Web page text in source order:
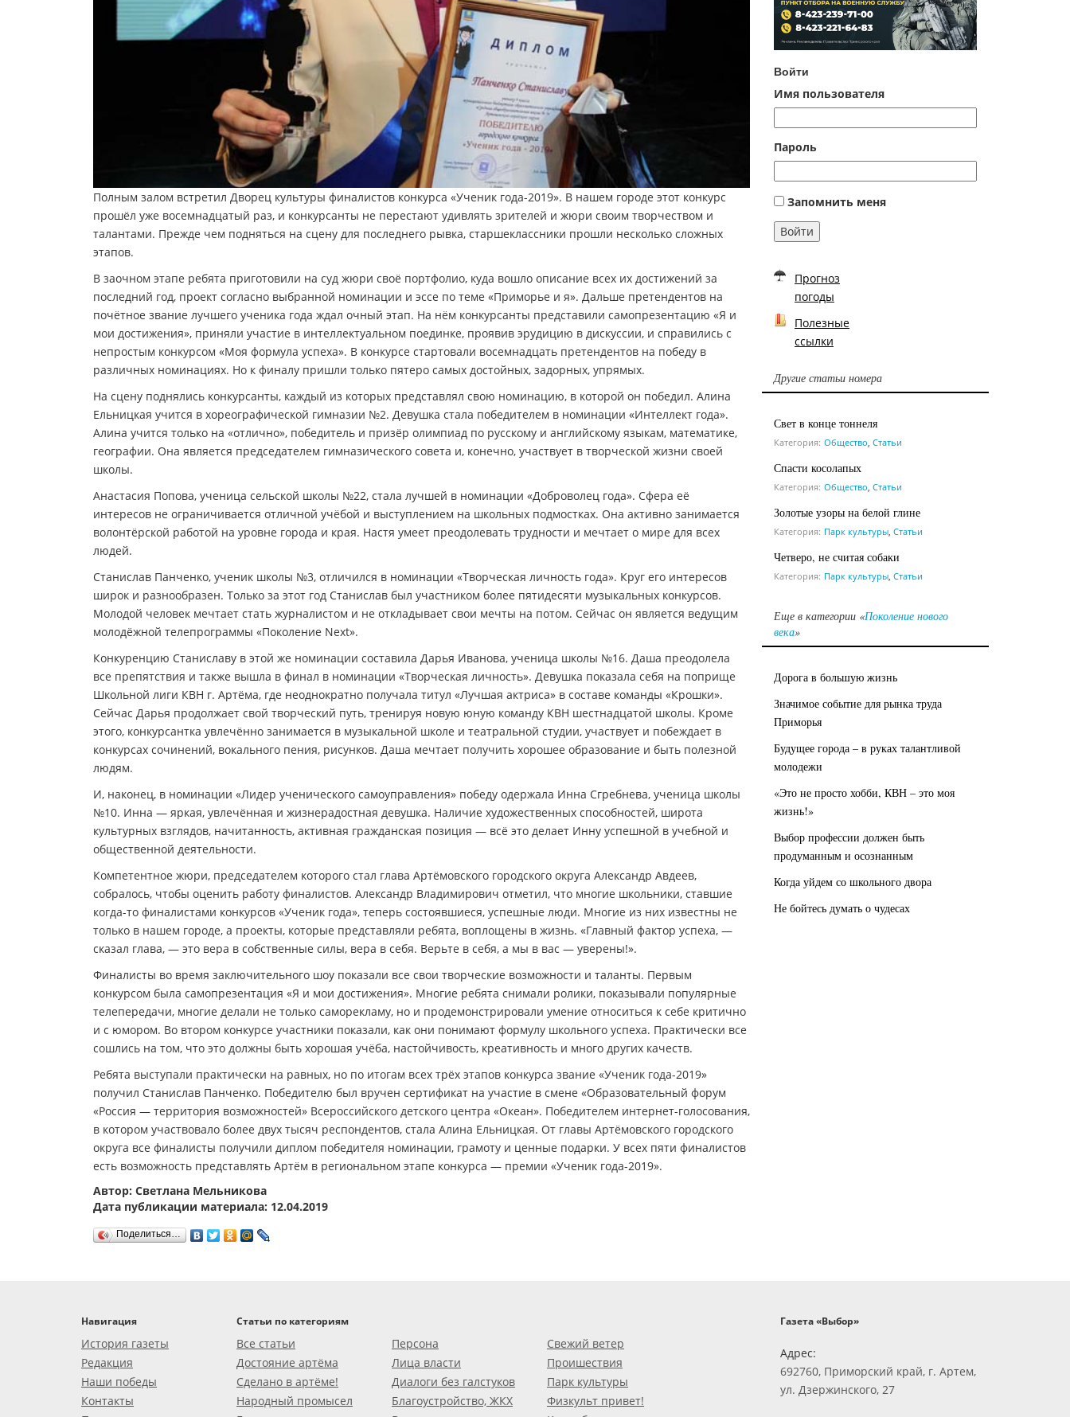
Полным залом встретил Дворец культуры финалистов конкурса «Ученик года-2019». В нашем городе этот конкурс
прошёл уже восемнадцатый раз, и конкурсанты не перестают удивлять зрителей и жюри своим творчеством и
талантами. Прежде чем подняться на сцену для последнего рывка, старшеклассники прошли несколько сложных
этапов.
В заочном этапе ребята приготовили на суд жюри своё портфолио, куда вошло описание всех их достижений за
последний год, проект согласно выбранной номинации и эссе по теме «Приморье и я». Дальше претендентов на
почётное звание лучшего ученика года ждал очный этап. На нём конкурсанты представили самопрезентацию «Я и
мои достижения», приняли участие в интеллектуальном поединке, проявив эрудицию в дискуссии, и справились с
непростым конкурсом «Моя формула успеха». В конкурсе стартовали восемнадцать претендентов на победу в
различных номинациях. Но к финалу пришли только пятеро самых достойных, задорных, упрямых.
На сцену поднялись конкурсанты, каждый из которых представлял свою номинацию, в которой он победил. Алина
Ельницкая учится в хореографической гимназии №2. Девушка стала победителем в номинации «Интеллект года».
Алина учится только на «отлично», победитель и призёр олимпиад по русскому и английскому языкам, математике,
географии. Она является председателем гимназического совета и, конечно, участвует в творческой жизни своей
школы.
Анастасия Попова, ученица сельской школы №22, стала лучшей в номинации «Доброволец года». Сфера её
интересов не ограничивается отличной учёбой и выступлением на школьных подмостках. Она активно занимается
волонтёрской работой на уровне города и края. Настя умеет преодолевать трудности и мечтает о мире для всех
людей.
Станислав Панченко, ученик школы №3, отличился в номинации «Творческая личность года». Круг его интересов
широк и разнообразен. Только за этот год Станислав был участником более пятидесяти музыкальных конкурсов.
Молодой человек мечтает стать журналистом и не откладывает свои мечты на потом. Сейчас он является ведущим
молодёжной телепрограммы «Поколение Next».
Конкуренцию Станиславу в этой же номинации составила Дарья Иванова, ученица школы №16. Даша преодолела
все препятствия и также вышла в финал в номинации «Творческая личность». Девушка показала себя на поприще
Школьной лиги КВН г. Артёма, где неоднократно получала титул «Лучшая актриса» в составе команды «Крошки».
Сейчас Дарья продолжает свой творческий путь, тренируя новую юную команду КВН шестнадцатой школы. Кроме
этого, конкурсантка увлечённо занимается в музыкальной школе и театральной студии, участвует и побеждает в
конкурсах сочинений, вокального пения, рисунков. Даша мечтает получить хорошее образование и быть полезной
людям.
И, наконец, в номинации «Лидер ученического самоуправления» победу одержала Инна Сгребнева, ученица школы
№10. Инна — яркая, увлечённая и жизнерадостная девушка. Наличие художественных способностей, широта
культурных взглядов, начитанность, активная гражданская позиция — всё это делает Инну успешной в учебной и
общественной деятельности.
Компетентное жюри, председателем которого стал глава Артёмовского городского округа Александр Авдеев,
собралось, чтобы оценить работу финалистов. Александр Владимирович отметил, что многие школьники, ставшие
когда-то финалистами конкурсов «Ученик года», теперь состоявшиеся, успешные люди. Многие из них известны не
только в нашем городе, а проекты, которые представляли ребята, воплощены в жизнь. «Главный фактор успеха, —
сказал глава, — это вера в собственные силы, вера в себя. Верьте в себя, а мы в вас — уверены!».
Финалисты во время заключительного шоу показали все свои творческие возможности и таланты. Первым
конкурсом была самопрезентация «Я и мои достижения». Многие ребята снимали ролики, показывали популярные
телепередачи, многие делали не только саморекламу, но и продемонстрировали умение относиться к себе критично
и с юмором. Во втором конкурсе участники показали, как они понимают формулу школьного успеха. Практически все
сошлись на том, что это должны быть хорошая учёба, настойчивость, креативность и много других качеств.
Ребята выступали практически на равных, но по итогам всех трёх этапов конкурса звание «Ученик года-2019»
получил Станислав Панченко. Победителю был вручен сертификат на участие в смене «Образовательный форум
«Россия — территория возможностей» Всероссийского детского центра «Океан». Победителем интернет-голосования,
в котором участвовало более двух тысяч респондентов, стала Алина Ельницкая. От главы Артёмовского городского
округа все финалисты получили диплом победителя номинации, грамоту и ценные подарки. У всех пяти финалистов
есть возможность представлять Артём в региональном этапе конкурса — премии «Ученик года-2019».
Автор: Светлана Мельникова
Дата публикации материала: 12.04.2019
Поделиться…
Войти
Имя пользователя
Пароль
Запомнить меня
Войти
Прогноз
погоды
Полезные
ссылки
Другие статьи номера
Свет в конце тоннеля
Категория: Общество Статьи
Спасти косолапых
Категория: Общество Статьи
Золотые узоры на белой глине
Категория: Парк культуры Статьи
Четверо, не считая собаки
Категория: Парк культуры Статьи
Еще в категории «Поколение нового
века»
Дорога в большую жизнь
Значимое событие для рынка труда
Приморья
Будущее города – в руках талантливой
молодежи
«Это не просто хобби, КВН – это моя
жизнь!»
Выбор профессии должен быть
продуманным и осознанным
Когда уйдем со школьного двора
Не бойтесь думать о чудесах
Навигация
История газеты
Редакция
Наши победы
Контакты
Статьи по категориям
Все статьи
Достояние артёма
Сделано в артёме!
Народный промысел
Персона
Лица власти
Диалоги без галстуков
Благоустройство, ЖКХ
Свежий ветер
Проишествия
Парк культуры
Физкульт привет!
Газета «Выбор»
Адрес:
692760, Приморский край, г. Артем,
ул. Дзержинского, 27